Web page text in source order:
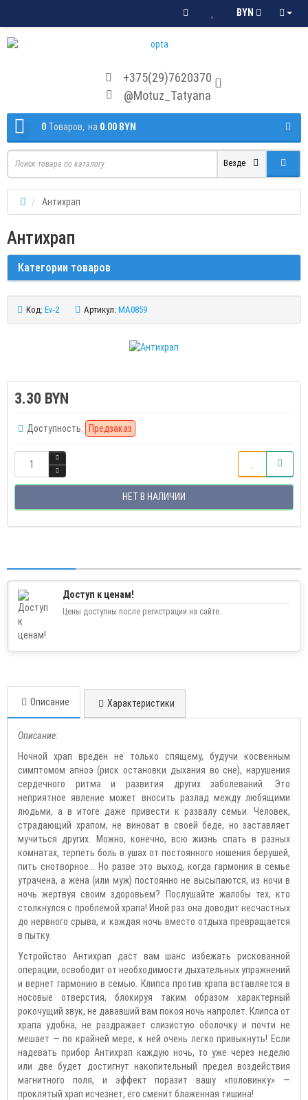
BYN
+375(29)7620370
@Motuz_Tatyana
0 Tоваров, на 0.00 BYN
Везде
Антихрап
Антихрап
Категории товаров
Код: Ev-2 Артикул: MA0859
3.30 BYN
Доступность: Предзаказ
НЕТ В НАЛИЧИИ
Доступ к ценам!
Цены доступны после регистрации на сайте.
Описание Характеристики
Описание:
Ночной храп вреден не только спящему, будучи косвенным
симптомом апноэ (риск остановки дыхания во сне), нарушения
сердечного ритма и развития других заболеваний. Это
неприятное явление может вносить разлад между любящими
людьми, а в итоге даже привести к развалу семьи. Человек,
страдающий храпом, не виноват в своей беде, но заставляет
мучиться других. Можно, конечно, всю жизнь спать в разных
комнатах, терпеть боль в ушах от постоянного ношения берушей,
пить снотворное... Но разве это выход, когда гармония в семье
утрачена, а жена (или муж) постоянно не высыпаются, из ночи в
ночь жертвуя своим здоровьем? Послушайте жалобы тех, кто
столкнулся с проблемой храпа! Иной раз она доводит несчастных
до нервного срыва, и каждая ночь вместо отдыха превращается
в пытку.
Устройство Антихрап даст вам шанс избежать рискованной
операции, освободит от необходимости дыхательных упражнений
и вернет гармонию в семью. Клипса против храпа вставляется в
носовые отверстия, блокируя таким образом характерный
рокочущий звук, не дававший вам покоя ночь напролет. Клипса от
храпа удобна, не раздражает слизистую оболочку и почти не
мешает — по крайней мере, к ней очень легко привыкнуть! Если
надевать прибор Антихрап каждую ночь, то уже через неделю
или две будет достигнут накопительный предел воздействия
магнитного поля, и эффект поразит вашу «половинку» —
проклятый храп исчезнет, его сменит блаженная тишина!